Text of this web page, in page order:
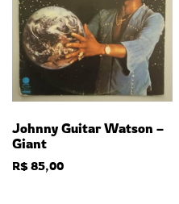
Johnny Guitar Watson –
Giant
R$85,00